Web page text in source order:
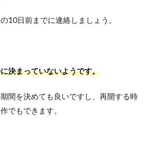
10日前までに連絡しましょう。
決まっていないようです。
間を決めても良いですし、再開する時
でもできます。